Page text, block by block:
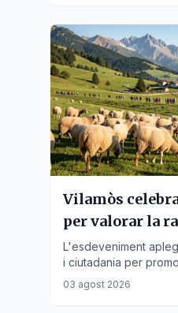
Vilamòs
per valorar la
L'esdeveniment
i ciutadania per
importància de la
03 agost 2026